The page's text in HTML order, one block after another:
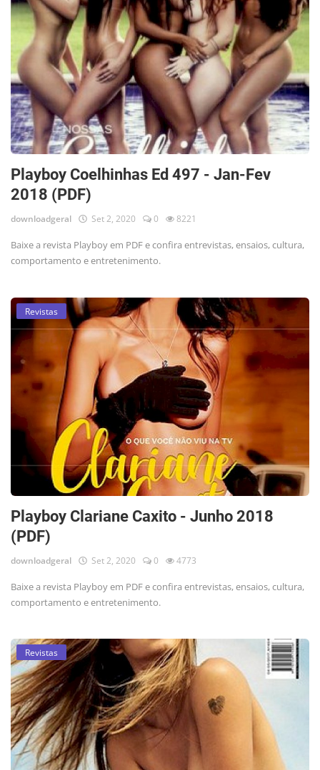
Playboy Coelhinhas Ed 497 - Jan-Fev
2018 (PDF)
downloadgeral Set 2, 2020 0 8221
Baixe a revista Playboy em PDF e confira entrevistas, ensaios, cultura,
comportamento e entretenimento.
Revistas
Playboy Clariane Caxito - Junho 2018
(PDF)
downloadgeral Set 2, 2020 0 4773
Baixe a revista Playboy em PDF e confira entrevistas, ensaios, cultura,
comportamento e entretenimento.
Revistas